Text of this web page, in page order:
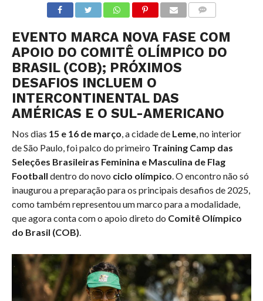
EVENTO MARCA NOVA FASE COM
APOIO DO COMITÊ OLÍMPICO DO
BRASIL (COB); PRÓXIMOS
DESAFIOS INCLUEM O
INTERCONTINENTAL DAS
AMÉRICAS E O SUL-AMERICANO
Nos dias 15 e 16 de março , a cidade de Leme, no interior
de São Paulo, foi palco do primeiro Training Camp das
Seleções Brasileiras Feminina e Masculina de Flag
Football dentro do novo ciclo olímpico . O encontro não só
inaugurou a preparação para os principais desafios de 2025,
como também representou um marco para a modalidade,
que agora conta com o apoio direto do Comitê Olímpico
do Brasil (COB)